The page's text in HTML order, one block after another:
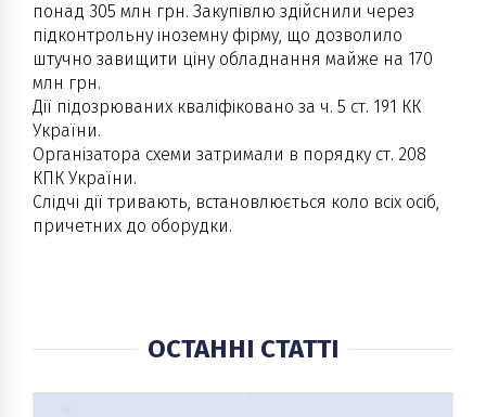
понад 305 млн грн. Закупівлю здійснили через
підконтрольну іноземну фірму, що дозволило
штучно завищити ціну обладнання майже на 170
млн грн.
Дії підозрюваних кваліфіковано за ч. 5 ст. 191 КК
України.
Організатора схеми затримали в порядку ст. 208
КПК України.
Слідчі дії тривають, встановлюється коло всіх осіб,
причетних до оборудки.
ОСТАННІ СТАТТІ